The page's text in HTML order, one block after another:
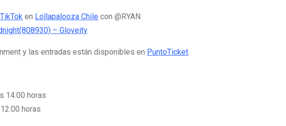
en Lollapalooza Chile con @RYAN
– Gloveity
y las entradas están disponibles en PuntoTicket
14:00 horas
horas